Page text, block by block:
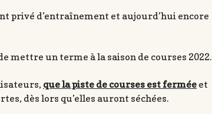
privé d’entraînement et aujourd’hui encore
mettre un terme à la saison de courses 2022.
que la piste de courses est fermée et
dès lors qu’elles auront séchées.